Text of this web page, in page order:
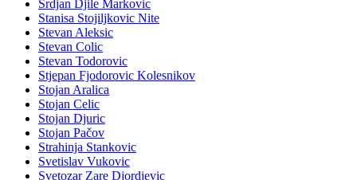
Srdjan Djile Markovic
Stanisa Stojiljkovic Nite
Stevan Aleksic
Stevan Colic
Stevan Todorovic
Stjepan Fjodorovic Kolesnikov
Stojan Aralica
Stojan Celic
Stojan Djuric
Stojan Pačov
Strahinja Stankovic
Svetislav Vukovic
Svetozar Zare Djordjevic